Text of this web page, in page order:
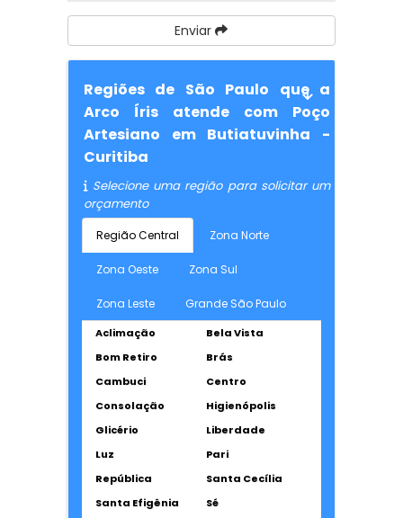
Enviar
Regiões de São Paulo que a
Arco Íris atende com Poço
Artesiano em Butiatuvinha -
Curitiba
Selecione uma região para solicitar um
orçamento
Região Central Zona Norte
Zona Oeste Zona Sul
Zona Leste Grande São Paulo
Aclimação
Bela Vista
Bom Retiro
Brás
Cambuci
Centro
Consolação
Higienópolis
Glicério
Liberdade
Luz
Pari
República
Santa Cecília
Santa Efigênia
Sé